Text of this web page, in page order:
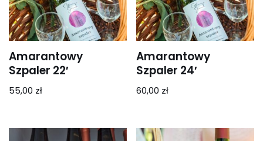
Amarantowy
Szpaler 22′
55,00 zł
Amarantowy
Szpaler 24′
60,00 zł